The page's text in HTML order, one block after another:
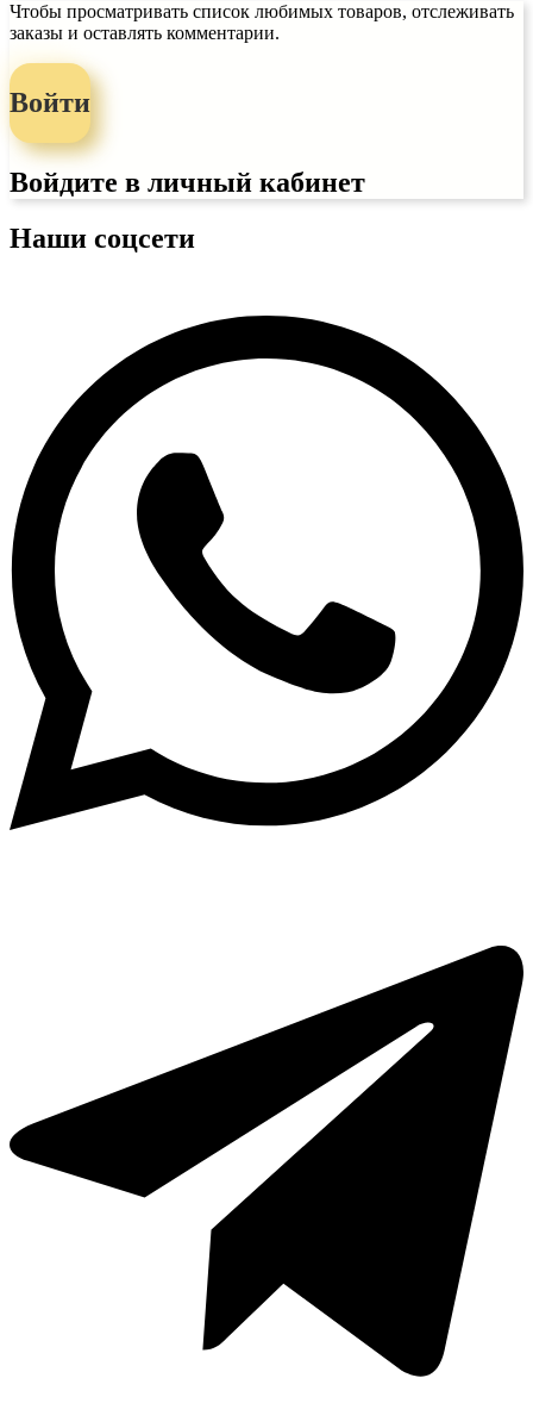
Чтобы просматривать список любимых товаров, отслеживать
заказы и оставлять комментарии.
Войти
Войдите в личный кабинет
Наши соцсети